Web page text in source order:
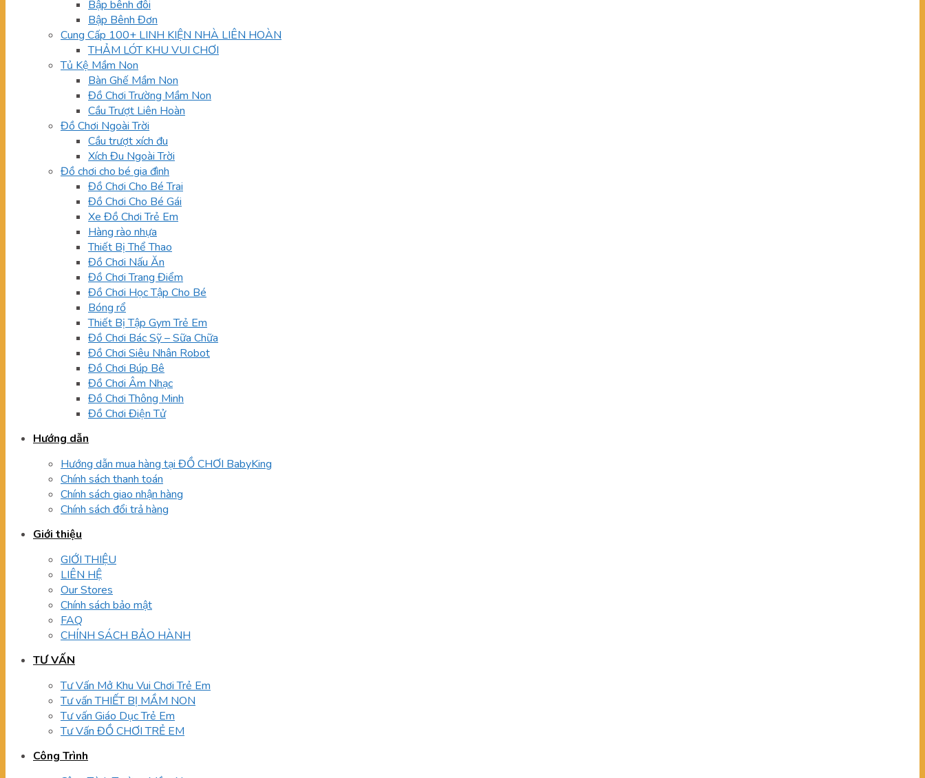
Bập bênh đôi
Bập Bênh Đơn
Cung Cấp 100+ LINH KIỆN NHÀ LIÊN HOÀN
THẢM LÓT KHU VUI CHƠI
Tủ Kệ Mầm Non
Bàn Ghế Mầm Non
Đồ Chơi Trường Mầm Non
Cầu Trượt Liên Hoàn
Đồ Chơi Ngoài Trời
Cầu trượt xích đu
Xích Đu Ngoài Trời
Đồ chơi cho bé gia đình
Đồ Chơi Cho Bé Trai
Đồ Chơi Cho Bé Gái
Xe Đồ Chơi Trẻ Em
Hàng rào nhựa
Thiết Bị Thể Thao
Đồ Chơi Nấu Ăn
Đồ Chơi Trang Điểm
Đồ Chơi Học Tập Cho Bé
Bóng rổ
Thiết Bị Tập Gym Trẻ Em
Đồ Chơi Bác Sỹ – Sữa Chữa
Đồ Chơi Siêu Nhân Robot
Đồ Chơi Búp Bê
Đồ Chơi Âm Nhạc
Đồ Chơi Thông Minh
Đồ Chơi Điện Tử
Hướng dẫn
Hướng dẫn mua hàng tại ĐỒ CHƠI BabyKing
Chính sách thanh toán
Chính sách giao nhận hàng
Chính sách đổi trả hàng
Giới thiệu
GIỚI THIỆU
LIÊN HỆ
Our Stores
Chính sách bảo mật
FAQ
CHÍNH SÁCH BẢO HÀNH
TƯ VẤN
Tư Vấn Mở Khu Vui Chơi Trẻ Em
Tư vấn THIẾT BỊ MẦM NON
Tư vấn Giáo Dục Trẻ Em
Tư Vấn ĐỒ CHƠI TRẺ EM
Công Trình